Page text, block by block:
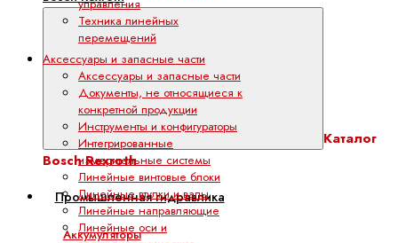
Каталог
Bosch Rexroth
Промышленная гидравлика
Аккумуляторы
управления
Техника линейных
перемещений
Аксессуары и запасные части
Аксессуары и запасные части
Документы, не относящиеся к
конкретной продукции
Инструменты и конфигураторы
Интегрированные
измерительные системы
Линейные винтовые блоки
Линейные втулки и валы
Линейные направляющие
Линейные оси и